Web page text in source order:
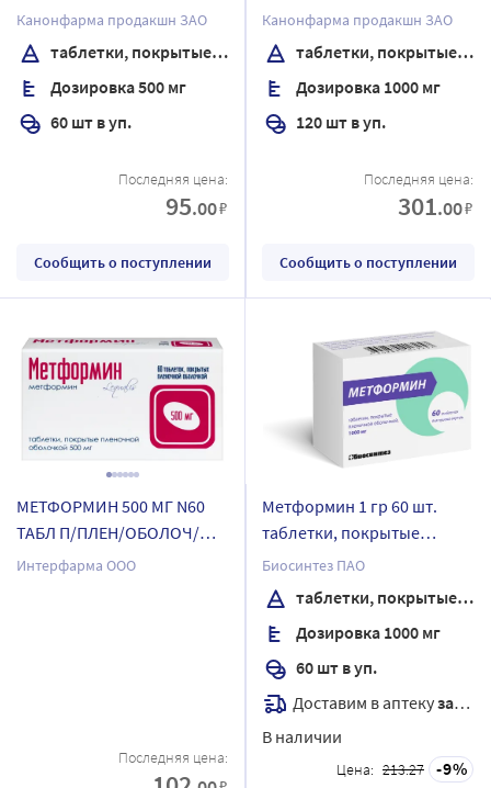
пленочной оболочкой
банка
Канонфарма продакшн ЗАО
таблетки, покрытые пленочной оболочкой
Дозировка 500 мг
60 шт в уп.
Последняя цена:
95.00₽
Сообщить о поступлении
покрытые пленочной
оболочкой банка
Канонфарма продакшн ЗАО
таблетки, покрытые пленочной оболочкой
Дозировка 1000 мг
120 шт в уп.
Последняя цена:
301.00₽
Сообщить о поступлении
МЕТФОРМИН 500 МГ N60
ТАБЛ П/ПЛЕН/ОБОЛОЧ/
БЛИСТЕР/ИНТЕРФАРМА/
Интерфарма ООО
Последняя цена:
Метформин 1 гр 60 шт.
таблетки, покрытые
пленочной оболочкой
Биосинтез ПАО
таблетки, покрытые пленочной оболочкой
Дозировка 1000 мг
60 шт в уп.
Доставим в аптекузавтра
В наличии
Цена: 213.27 9